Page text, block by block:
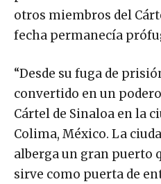
otros miembros del
fecha permanecía
“Desde su fuga de
convertido en un
Cártel de Sinaloa en la
Colima, México. La
alberga un gran puerto
sirve como puerta de